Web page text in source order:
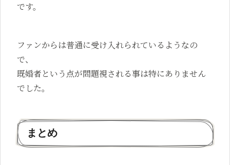
です。
ファンからは普通に受け入れられているようなの
で、
既婚者という点が問題視される事は特にありません
でした。
まとめ